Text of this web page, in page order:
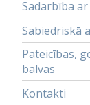
Sadarbība
Sabiedriskā
Pateicības,
balvas
Kontakti